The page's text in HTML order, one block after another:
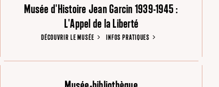
Musée d'Histoire Jean Garcin 1939-1945 :
L'Appel de la Liberté
DÉCOUVRIR LE MUSÉE INFOS PRATIQUES